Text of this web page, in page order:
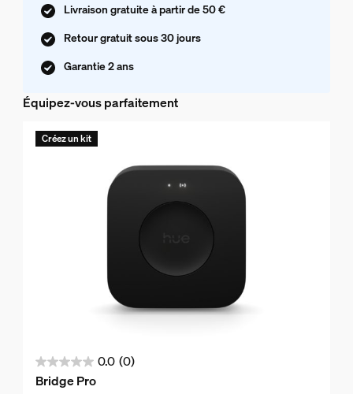
Livraison gratuite à partir de 50 €
Retour gratuit sous 30 jours
Garantie 2 ans
Équipez-vous parfaitement
Créez un kit
0.0 (0)
0.0
sur
Bridge Pro